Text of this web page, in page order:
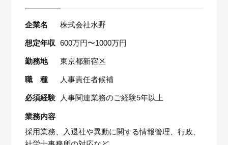
企業名 株式会社水野
想定年収 600万円〜1000万円
勤務地 東京都新宿区
職 種 人事責任者候補
必須経験 人事関連業務のご経験5年以上
業務内容
採用業務、入退社や異動に関する情報管理、行政、